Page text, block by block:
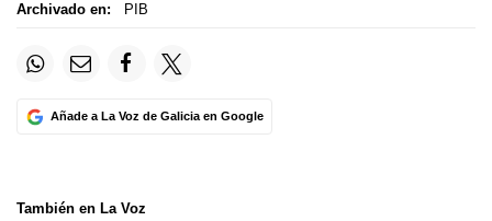
Archivado en: PIB
Añade a La Voz de Galicia en Google
También en La Voz